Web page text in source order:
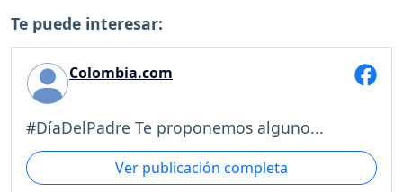
Te puede interesar:
Colombia.com
#DíaDelPadre Te proponemos alguno...
Ver publicación completa